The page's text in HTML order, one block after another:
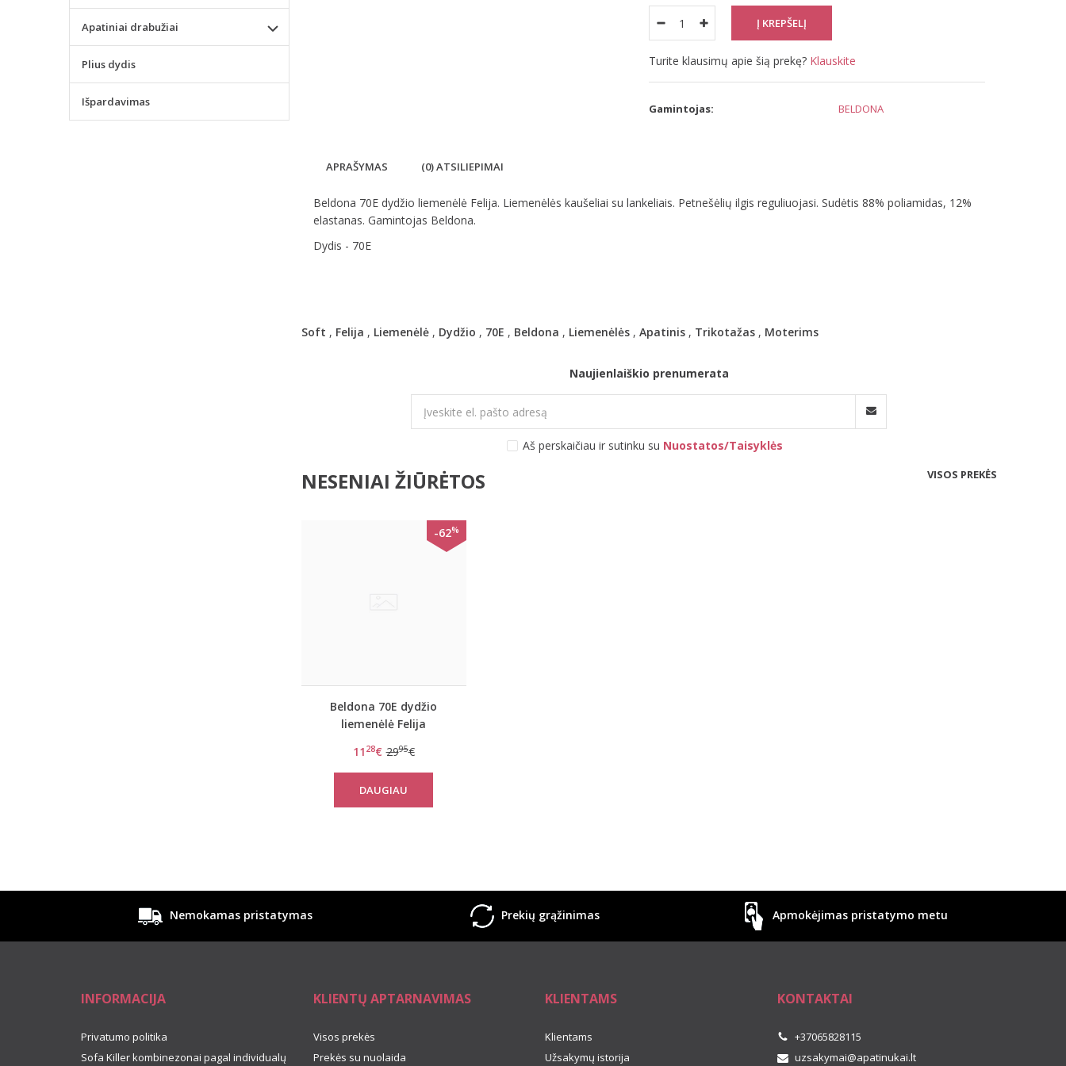
Turite klausimų apie šią prekę? Klauskite
Gamintojas: BELDONA
APRAŠYMAS (0) ATSILIEPIMAI
Beldona 70E dydžio liemenėlė Felija. Liemenėlės kaušeliai su lankeliais. Petnešėlių ilgis reguliuojasi. Sudėtis 88% poliamidas, 12%
elastanas. Gamintojas Beldona.
Dydis - 70E
Soft , Felija , Liemenėlė, Dydžio , 70E , Beldona , Liemenėlės, Apatinis, Trikotažas, Moterims
Naujienlaiškio prenumerata
Aš perskaičiau ir sutinku su Nuostatos/Taisyklės
NESENIAI ŽIŪRĖTOS VISOS PREKĖS
-62%
Beldona 70E dydžio
liemenėlė Felija
11 28€ 2995€
DAUGIAU
Apatiniai drabužiai
Plius dydis
Išpardavimas
Nemokamas pristatymas Prekių grąžinimas Apmokėjimas pristatymo metu
INFORMACIJA
Privatumo politika
Sofa Killer kombinezonai pagal individualų
KLIENTŲ APTARNAVIMAS
Visos prekės
Prekės su nuolaida
KLIENTAMS
Klientams
Užsakymų istorija
KONTAKTAI
+37065828115
uzsakymai@apatinukai.lt